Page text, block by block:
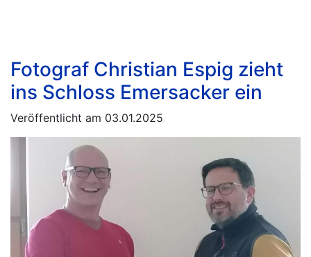
Fotograf Christian Espig zieht
ins Schloss Emersacker ein
Veröffentlicht am 03.01.2025